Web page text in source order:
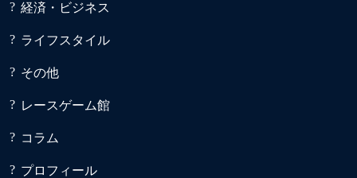
経済・ビジネス
ライフスタイル
その他
レースゲーム館
コラム
プロフィール